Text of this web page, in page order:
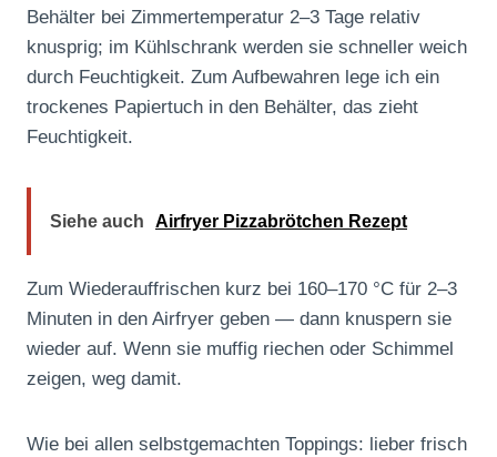
Behälter bei Zimmertemperatur 2–3 Tage relativ
knusprig; im Kühlschrank werden sie schneller weich
durch Feuchtigkeit. Zum Aufbewahren lege ich ein
trockenes Papiertuch in den Behälter, das zieht
Feuchtigkeit.
Siehe auch Airfryer Pizzabrötchen Rezept
Zum Wiederauffrischen kurz bei 160–170 °C für 2–3
Minuten in den Airfryer geben — dann knuspern sie
wieder auf. Wenn sie muffig riechen oder Schimmel
zeigen, weg damit.
Wie bei allen selbstgemachten Toppings: lieber frisch